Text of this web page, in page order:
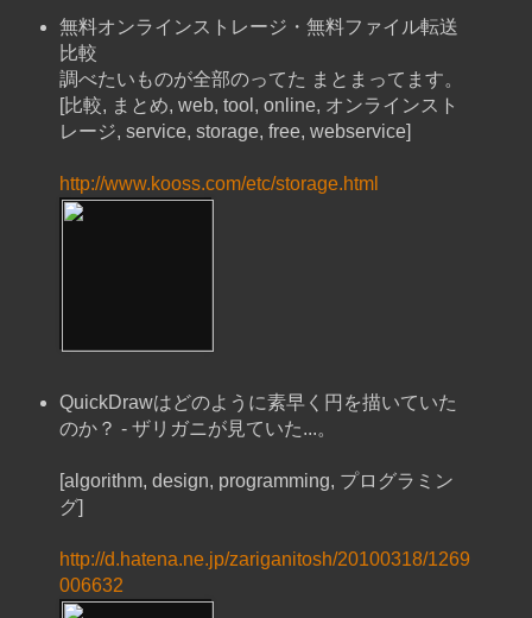
無料オンラインストレージ・無料ファイル転送
比較
調べたいものが全部のってた まとまってます。
[比較, まとめ, web, tool, online, オンラインスト
レージ, service, storage, free, webservice]
http://www.kooss.com/etc/storage.html
QuickDrawはどのように素早く円を描いていた
のか？ - ザリガニが見ていた...。
[algorithm, design, programming, プログラミン
グ]
http://d.hatena.ne.jp/zariganitosh/20100318/1269
006632